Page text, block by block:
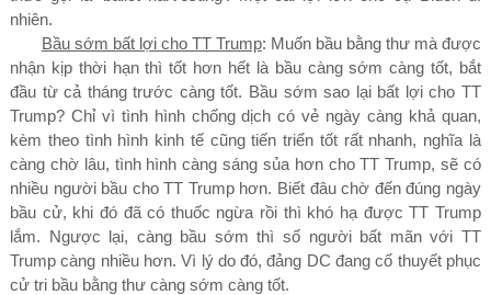
nhiên.
Bầu sớm bất lợi cho TT Trump: Muốn bầu bằng thư mà được
nhận kịp thời hạn thì tốt hơn hết là bầu càng sớm càng tốt, bắt
đầu từ cả tháng trước càng tốt. Bầu sớm sao lại bất lợi cho TT
Trump? Chỉ vì tình hình chống dịch có vẻ ngày càng khả quan,
kèm theo tình hình kinh tế cũng tiến triển tốt rất nhanh, nghĩa là
càng chờ lâu, tình hình càng sáng sủa hơn cho TT Trump, sẽ có
nhiều người bầu cho TT Trump hơn. Biết đâu chờ đến đúng ngày
bầu cử, khi đó đã có thuốc ngừa rồi thì khó hạ được TT Trump
lắm.
Ngược lại, càng bầu sớm thì số người bất mãn với TT
Trump càng nhiều hơn. Vì lý do đó, đảng DC đang cố thuyết phục
cử tri bầu bằng thư càng sớm càng tốt.